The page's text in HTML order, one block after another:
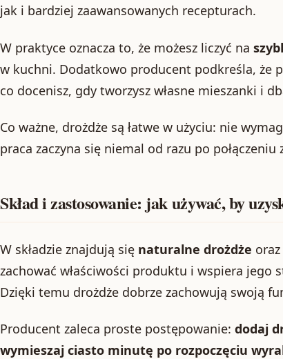
jak i bardziej zaawansowanych recepturach.
W praktyce oznacza to, że możesz liczyć na
w kuchni. Dodatkowo producent podkreśla, że
co docenisz, gdy tworzysz własne mieszanki i
Co ważne, drożdże są łatwe w użyciu: nie
praca zaczyna się niemal od razu po
Skład i zastosowanie: jak używać, by
W składzie znajdują się naturalne drożdże oraz
zachować właściwości produktu i wspiera jego
Dzięki temu drożdże dobrze zachowują swoją
Producent zaleca proste postępowanie: dodaj
wymieszaj ciasto minutę po rozpoczęciu